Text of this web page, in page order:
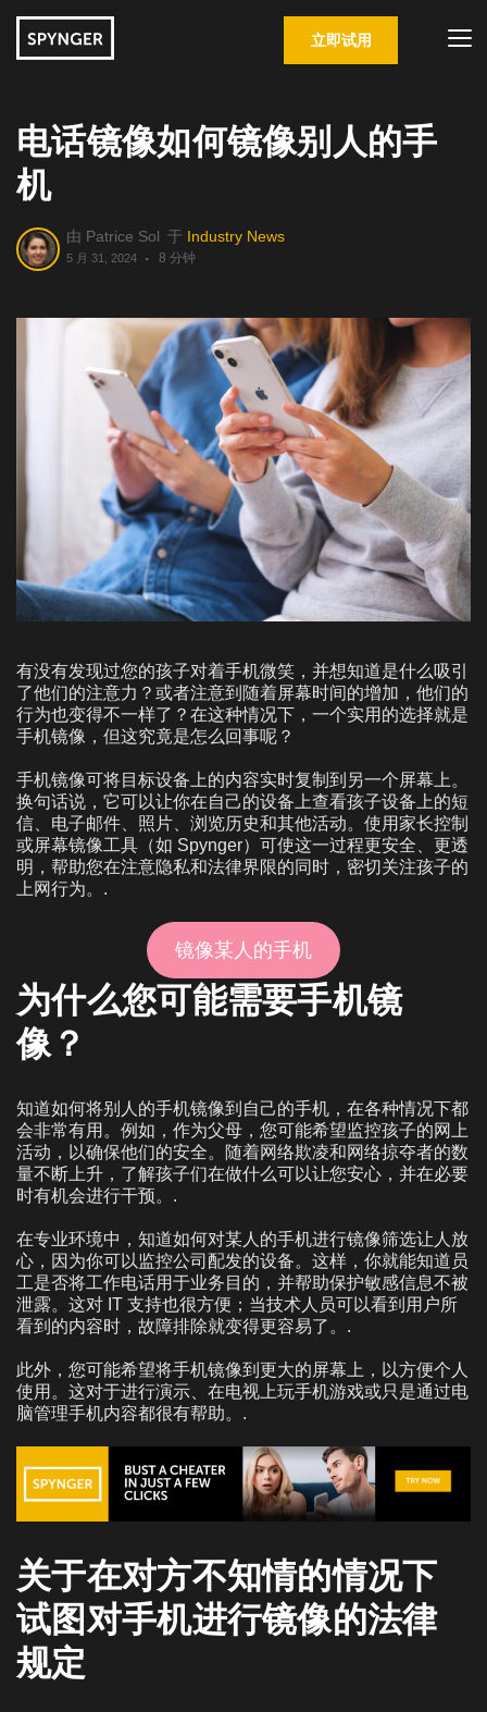
立即试用
电话镜像如何镜像别人的手
机
由 Patrice Sol 于 Industry News
5 月 31, 2024 8 分钟
有没有发现过您的孩子对着手机微笑，并想知道是什么吸引
了他们的注意力？或者注意到随着屏幕时间的增加，他们的
行为也变得不一样了？在这种情况下，一个实用的选择就是
手机镜像，但这究竟是怎么回事呢？
手机镜像可将目标设备上的内容实时复制到另一个屏幕上。
换句话说，它可以让你在自己的设备上查看孩子设备上的短
信、电子邮件、照片、浏览历史和其他活动。使用家长控制
或屏幕镜像工具（如 Spynger）可使这一过程更安全、更透
明，帮助您在注意隐私和法律界限的同时，密切关注孩子的
上网行为。.
镜像某人的手机
为什么您可能需要手机镜
像？
知道如何将别人的手机镜像到自己的手机，在各种情况下都
会非常有用。例如，作为父母，您可能希望监控孩子的网上
活动，以确保他们的安全。随着网络欺凌和网络掠夺者的数
量不断上升，了解孩子们在做什么可以让您安心，并在必要
时有机会进行干预。.
在专业环境中，知道如何对某人的手机进行镜像筛选让人放
心，因为你可以监控公司配发的设备。这样，你就能知道员
工是否将工作电话用于业务目的，并帮助保护敏感信息不被
泄露。这对 IT 支持也很方便；当技术人员可以看到用户所
看到的内容时，故障排除就变得更容易了。.
此外，您可能希望将手机镜像到更大的屏幕上，以方便个人
使用。这对于进行演示、在电视上玩手机游戏或只是通过电
脑管理手机内容都很有帮助。.
关于在对方不知情的情况下
试图对手机进行镜像的法律
规定